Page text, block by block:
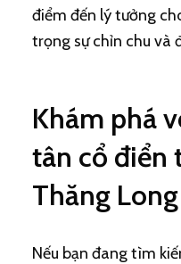
điểm đến lý tưởng
trọng sự chỉn chu và
Khám phá
tân cổ điển
Thăng Long
Nếu bạn đang tìm